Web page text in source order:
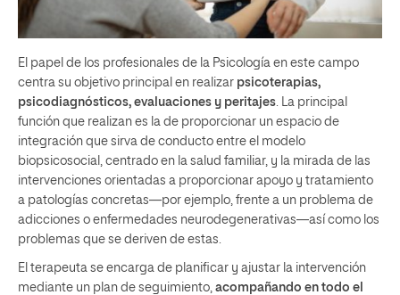
El papel de los profesionales de la Psicología en este campo
centra su objetivo principal en realizar psicoterapias,
psicodiagnósticos, evaluaciones y peritajes . La principal
función que realizan es la de proporcionar un espacio de
integración que sirva de conducto entre el modelo
biopsicosocial, centrado en la salud familiar, y la mirada de las
intervenciones orientadas a proporcionar apoyo y tratamiento
a patologías concretas—por ejemplo, frente a un problema de
adicciones o enfermedades neurodegenerativas—así como los
problemas que se deriven de estas.
El terapeuta se encarga de planificar y ajustar la intervención
mediante un plan de seguimiento, acompañando en todo el